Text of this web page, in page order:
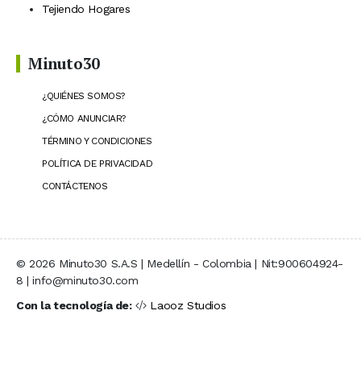
Tejiendo Hogares
Minuto30
¿QUIÉNES SOMOS?
¿CÓMO ANUNCIAR?
TÉRMINO Y CONDICIONES
POLÍTICA DE PRIVACIDAD
CONTÁCTENOS
© 2026 Minuto30 S.A.S | Medellín - Colombia | Nit:900604924-
8 | info@minuto30.com
Con la tecnología de:
Laooz Studios